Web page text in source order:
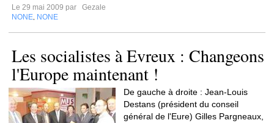
Le 29 mai 2009 par
Gezale
NONE NONE
Les socialistes à Evreux : Changeons
l'Europe maintenant !
De gauche à droite : Jean-Louis
Destans (président du conseil
général de l'Eure) Gilles Pargneaux,